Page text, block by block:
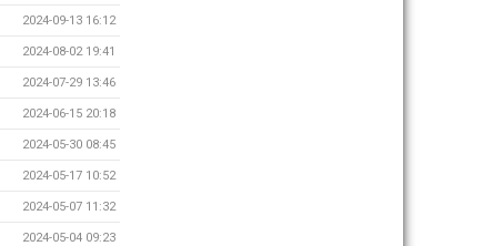
2024-09-13 16:12
2024-08-02 19:41
2024-07-29 13:46
2024-06-15 20:18
2024-05-30 08:45
2024-05-17 10:52
2024-05-07 11:32
2024-05-04 09:23